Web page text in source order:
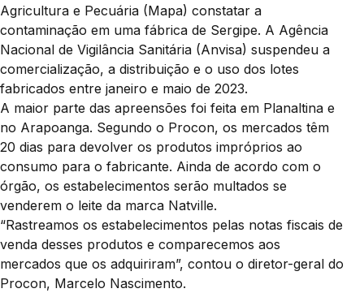
Agricultura e Pecuária (Mapa) constatar a
contaminação em uma fábrica de Sergipe. A Agência
Nacional de Vigilância Sanitária (Anvisa) suspendeu a
comercialização, a distribuição e o uso dos lotes
fabricados entre janeiro e maio de 2023.
A maior parte das apreensões foi feita em Planaltina e
no Arapoanga. Segundo o Procon, os mercados têm
20 dias para devolver os produtos impróprios ao
consumo para o fabricante. Ainda de acordo com o
órgão, os estabelecimentos serão multados se
venderem o leite da marca Natville.
“Rastreamos os estabelecimentos pelas notas fiscais de
venda desses produtos e comparecemos aos
mercados que os adquiriram”, contou o diretor-geral do
Procon, Marcelo Nascimento.